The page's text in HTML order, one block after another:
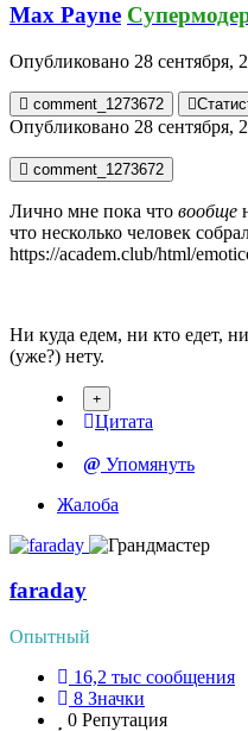
Max Payne
Опубликовано 28 сентября,
comment_1273672
Опубликовано 28 сентября,
comment_1273672
Лично мне пока что вообще
что несколько человек
https://academ.club/html/
Ни куда едем, ни кто едет,
(уже?) нету.
Цитата
Упомянуть
Жалоба
faraday
Опытный
16,2 тыс сообщения
8 Значки
0 Репутация